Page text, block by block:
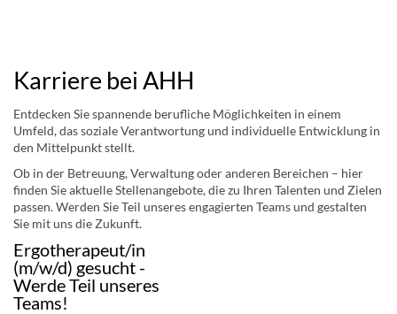
Karriere bei AHH
Entdecken Sie spannende berufliche Möglichkeiten in einem
Umfeld, das soziale Verantwortung und individuelle Entwicklung in
den Mittelpunkt stellt.
Ob in der Betreuung, Verwaltung oder anderen Bereichen – hier
finden Sie aktuelle Stellenangebote, die zu Ihren Talenten und Zielen
passen. Werden Sie Teil unseres engagierten Teams und gestalten
Sie mit uns die Zukunft.
Ergotherapeut/in
(m/w/d) gesucht -
Werde Teil unseres
Teams!